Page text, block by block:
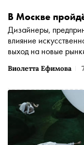
Виолетта Ефимова
В Москве
Дизайнеры,
влияние
выход на новые